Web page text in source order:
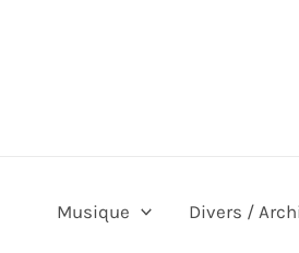
Musique Divers /